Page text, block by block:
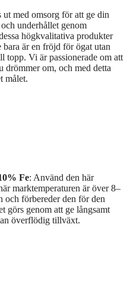
med omsorg för att ge din
underhållet genom
högkvalitativa produkter
bara är en fröjd för ögat utan
topp. Vi är passionerade om att
drömmer om, och med detta
målet.
Fe: Använd den här
marktemperaturen är över 8–
och förbereder den för den
görs genom att ge långsamt
överflödig tillväxt.